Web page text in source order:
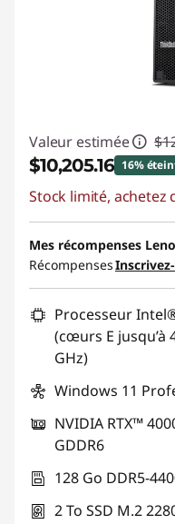
Valeur estimée
$10,205.16 16%
Économies
Promo price: Max
Stock limité, achetez
Mes récompenses
Récompenses
Processeur
(cœurs E jusqu’à
GHz)
Windows 11
NVIDIA RTX™
GDDR6
128 Go DDR5-
2 To SSD M.2